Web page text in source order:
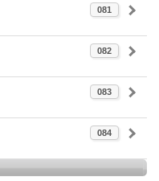
081
082
083
084